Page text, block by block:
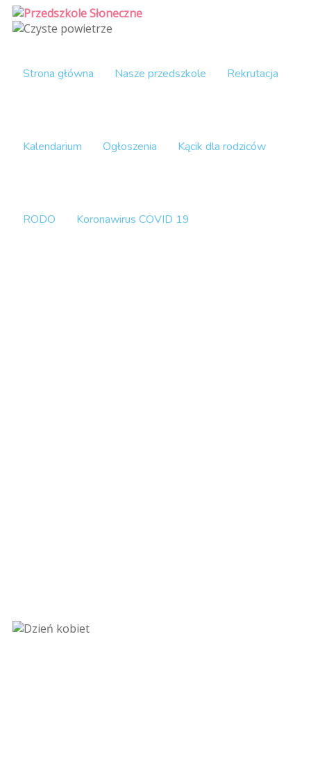
Strona główna Nasze przedszkole Rekrutacja
Kalendarium Ogłoszenia Kącik dla rodziców
RODO Koronawirus COVID 19